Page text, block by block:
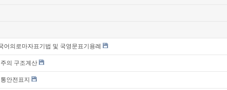
의로마자표기법 및 국영문표기용례
의 구조계산
안전표지